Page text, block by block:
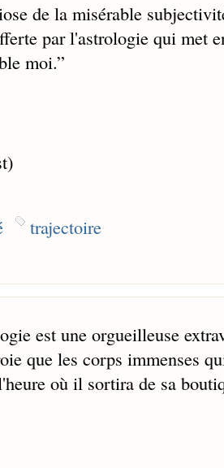
de la misérable
par l'astrologie qui met
moi.”
trajectoire
est une orgueilleuse
que les corps immenses
où il sortira de sa